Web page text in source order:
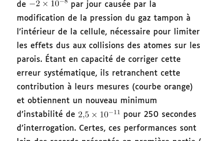
de
par jour causée par la
modification de la pression du gaz tampon à
l’intérieur de la cellule, nécessaire pour limiter
les effets dus aux collisions des atomes sur les
parois. Étant en capacité de corriger cette
erreur systématique, ils retranchent cette
contribution à leurs mesures (courbe orange)
et obtiennent un nouveau minimum
d’instabilité de
pour 250 secondes
d’interrogation. Certes, ces performances sont